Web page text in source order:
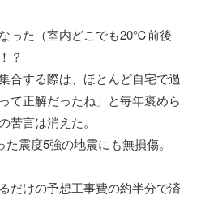
った（室内どこでも20℃前後
？
合する際は、ほとんど自宅で過
て正解だったね」と毎年褒めら
苦言は消えた。
震度5強の地震にも無損傷。
だけの予想工事費の約半分で済